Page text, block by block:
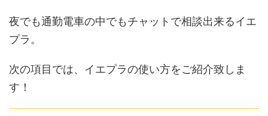
夜でも通勤電車の中でもチャットで相談出来るイエ
プラ。
次の項目では、イエプラの使い方をご紹介致しま
す！